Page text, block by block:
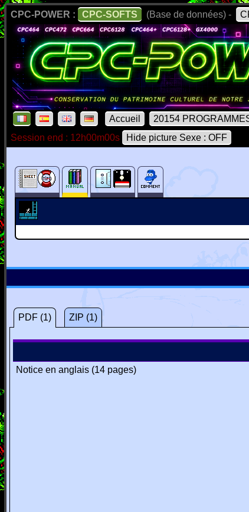
CPC-POWER : CPC-SOFTS (Base de données) -
Accueil 20154
Session end : 12h00m00s
Hide picture Sexe : OFF
PDF (1) ZIP (1)
Notice en anglais (14 pages)